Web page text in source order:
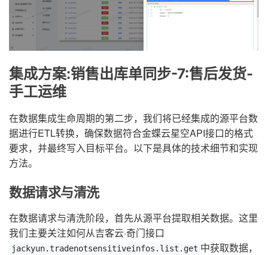
集成方案:销售出库单同步-7:售后发货-
手工运维
在数据集成生命周期的第二步，我们将已经集成的源平台数
据进行ETL转换，确保数据符合金蝶云星空API接口的格式
要求，并最终写入目标平台。以下是具体的技术细节和实现
方法。
数据请求与清洗
在数据请求与清洗阶段，首先从源平台提取相关数据。这里
我们主要关注如何从吉客云·奇门接口
jackyun.tradenotsensitiveinfos.list.get 中获取数据，